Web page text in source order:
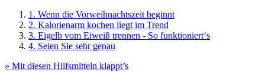
1. Wenn die Vorweihnachtszeit beginnt
2. Kalorienarm kochen liegt im Trend
3. Eigelb vom Eiweiß trennen - So funktioniert‘s
4. Seien Sie sehr genau
» Mit diesen Hilfsmitteln klappt’s